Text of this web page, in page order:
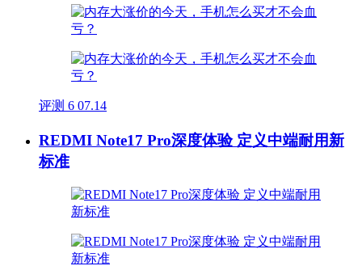
评测 6 07.14
REDMI Note17 Pro深度体验 定义中端耐用新
标准